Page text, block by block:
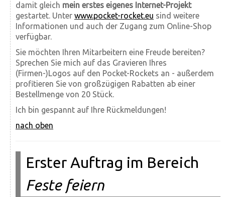
damit gleich mein erstes eigenes Internet-Projekt
gestartet. Unter www.pocket-rocket.eu sind weitere
Informationen und auch der Zugang zum Online-Shop
verfügbar.
Sie möchten Ihren Mitarbeitern eine Freude bereiten?
Sprechen Sie mich auf das Gravieren Ihres
(Firmen-)Logos auf den Pocket-Rockets an - außerdem
profitieren Sie von großzügigen Rabatten ab einer
Bestellmenge von 20 Stück.
Ich bin gespannt auf Ihre Rückmeldungen!
nach oben
Erster Auftrag im Bereich
Feste feiern